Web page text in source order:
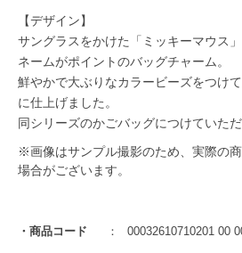
商品コード 00032610710201 00
【デザイン】
サングラスをかけた「ミッキーマウス
ネームがポイントのバッグチャーム。
鮮やかで大ぶりなカラービーズをつけ
に仕上げました。
同シリーズのかごバッグにつけていた
※画像はサンプル撮影のため、実際の
場合がございます。